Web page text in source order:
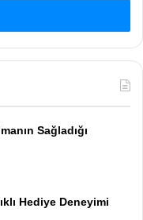
Sağladığı
Hediye Deneyimi